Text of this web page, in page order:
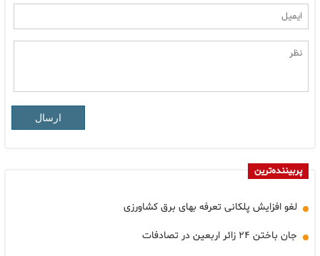
ارسال
پربیننده‌ترین
لغو افزایش پلکانی تعرفه بهای برق کشاورزی
جان باختن ۲۴ زائر اربعین در تصادفات